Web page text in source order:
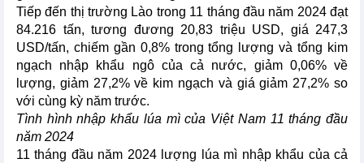
Tiếp đến thị trường Lào trong 11 tháng đầu năm 2024 đạt
84.216 tấn, tương đương 20,83 triệu USD, giá 247,3
USD/tấn, chiếm gần 0,8% trong tổng lượng và tổng kim
ngạch nhập khẩu ngô của cả nước, giảm 0,06% về
lượng, giảm 27,2% về kim ngạch và giá giảm 27,2% so
với cùng kỳ năm trước.
Tình hình nhập khẩu lúa mì của Việt Nam 11 tháng đầu
năm 2024
11 tháng đầu năm 2024 lượng lúa mì nhập khẩu của cả